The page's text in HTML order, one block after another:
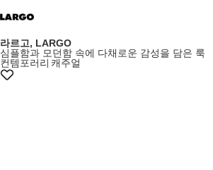
라르고, LARGO
심플함과 모던함 속에 다채로운 감성을 담은 룩
컨템포러리 캐주얼